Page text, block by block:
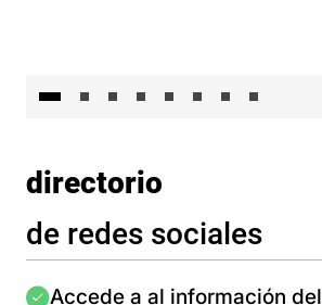
directorio
de redes sociales
Imagen
Accede a al información del